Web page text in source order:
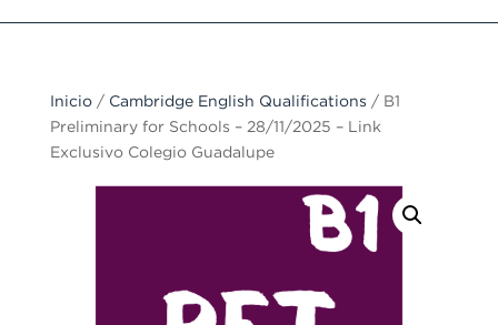
Inicio/ Cambridge English Qualifications / B1
Preliminary for Schools – 28/11/2025 – Link
Exclusivo Colegio Guadalupe